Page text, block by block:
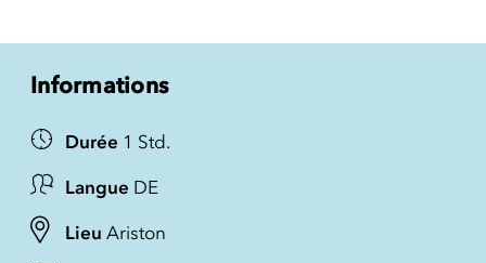
Informations
Durée 1 Std.
Langue DE
Lieu Ariston